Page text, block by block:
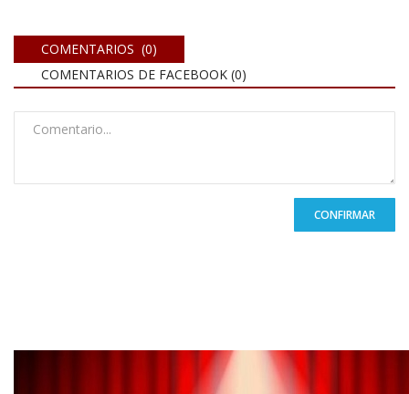
COMENTARIOS (0)
COMENTARIOS DE FACEBOOK (0)
CONFIRMAR